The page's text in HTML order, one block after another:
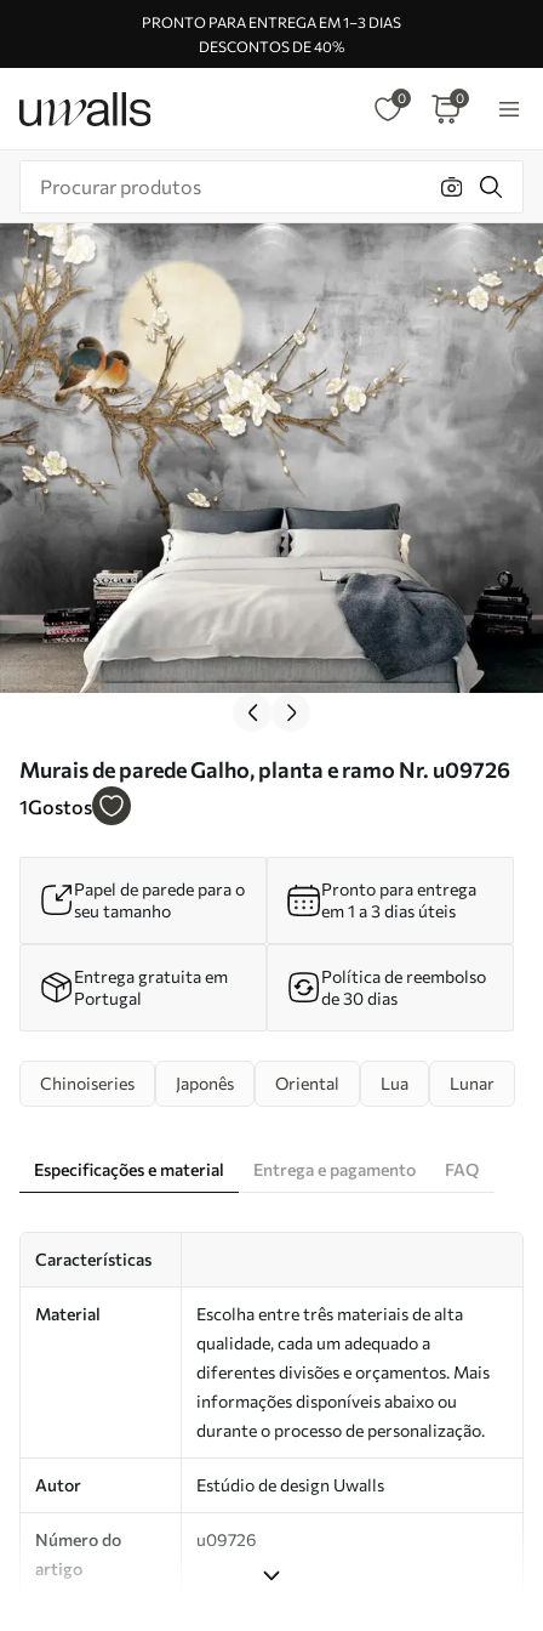
PRONTO PARA ENTREGA EM 1–3 DIAS
DESCONTOS DE 40%
0 0
Murais de parede Galho, planta e ramo Nr. u09726
1Gostos
Papel de parede para o
seu tamanho
Pronto para entrega
em 1 a 3 dias úteis
Entrega gratuita em
Portugal
Política de reembolso
de 30 dias
Chinoiseries Japonês Oriental Lua Lunar
Especificações e material Entrega e pagamento FAQ
Características
Material
Escolha entre três materiais de alta
qualidade, cada um adequado a
diferentes divisões e orçamentos. Mais
informações disponíveis abaixo ou
durante o processo de personalização.
Autor Estúdio de design Uwalls
Número do
artigo
u09726